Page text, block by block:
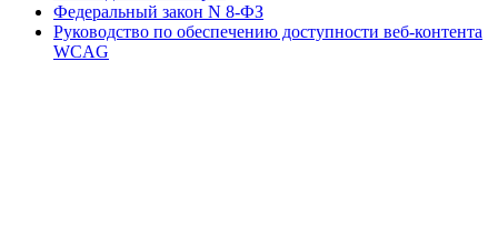
Федеральный закон N 8-ФЗ
Руководство по обеспечению доступности веб-контента
WCAG